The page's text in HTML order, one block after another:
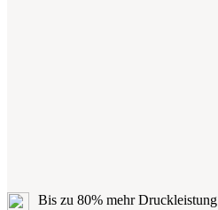
Bis zu 80% mehr Druckleistung